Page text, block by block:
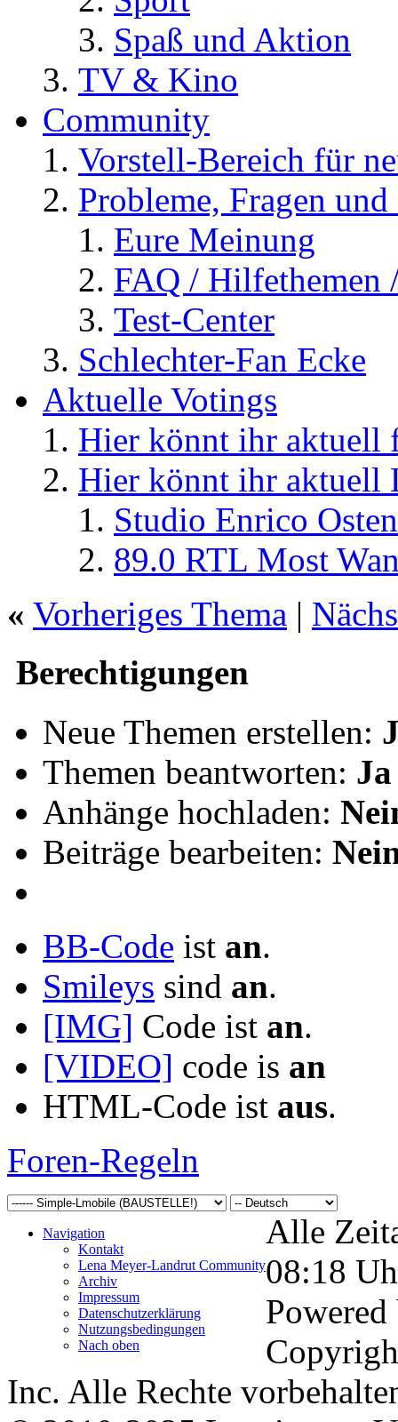
Spaß und Aktion
TV & Kino
Community
Vorstell-Bereich für
Probleme, Fragen
Eure Meinung
FAQ / Hilfethemen
Test-Center
Schlechter-Fan Ecke
Aktuelle Votings
Hier könnt ihr aktuell
Hier könnt ihr aktuell
Studio Enrico
89.0 RTL Most
« Vorheriges Thema |
Berechtigungen
Neue Themen erstellen:
Themen beantworten: Ja
Anhänge hochladen:
Beiträge bearbeiten:
BB-Code ist an.
Smileys sind an.
[IMG] Code ist an.
[VIDEO] code is an
HTML-Code ist aus.
Foren-Regeln
Navigation
Kontakt
Lena Meyer-Landrut Community
Archiv
Impressum
Datenschutzerklärung
Nutzungsbedingungen
Nach oben
Alle
08:18
Inc. Alle Rechte